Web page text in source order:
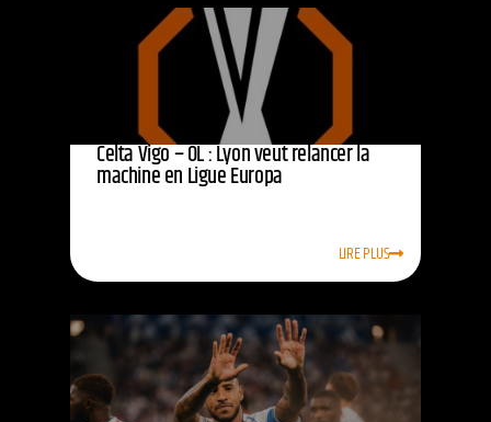
Celta Vigo – OL : Lyon veut relancer la
machine en Ligue Europa
LIRE PLUS